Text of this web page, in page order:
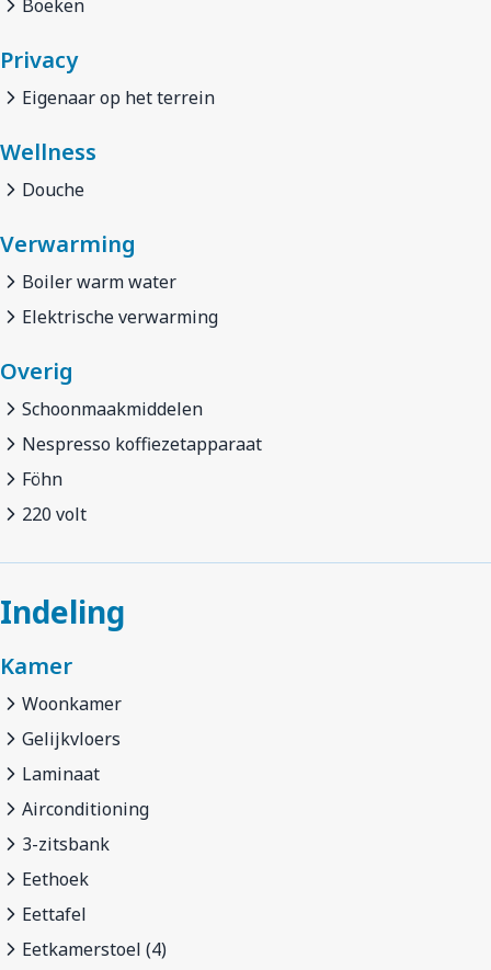
Boeken
Privacy
Eigenaar op het terrein
Wellness
Douche
Verwarming
Boiler warm water
Elektrische verwarming
Overig
Schoonmaakmiddelen
Nespresso koffiezetapparaat
Föhn
220 volt
Indeling
Kamer
Woonkamer
Gelijkvloers
Laminaat
Airconditioning
3-zitsbank
Eethoek
Eettafel
Eetkamerstoel (4)